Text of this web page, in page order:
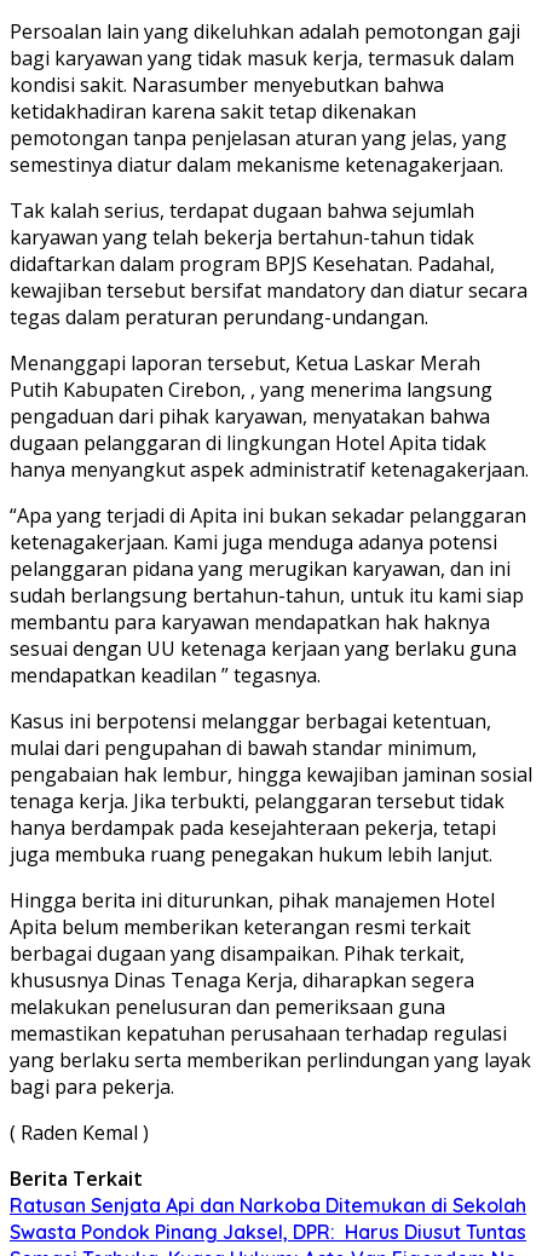
Persoalan lain yang dikeluhkan adalah pemotongan gaji
bagi karyawan yang tidak masuk kerja, termasuk dalam
kondisi sakit. Narasumber menyebutkan bahwa
ketidakhadiran karena sakit tetap dikenakan
pemotongan tanpa penjelasan aturan yang jelas, yang
semestinya diatur dalam mekanisme ketenagakerjaan.
Tak kalah serius, terdapat dugaan bahwa sejumlah
karyawan yang telah bekerja bertahun-tahun tidak
didaftarkan dalam program BPJS Kesehatan. Padahal,
kewajiban tersebut bersifat mandatory dan diatur secara
tegas dalam peraturan perundang-undangan.
Menanggapi laporan tersebut, Ketua Laskar Merah
Putih Kabupaten Cirebon, , yang menerima langsung
pengaduan dari pihak karyawan, menyatakan bahwa
dugaan pelanggaran di lingkungan Hotel Apita tidak
hanya menyangkut aspek administratif ketenagakerjaan.
“Apa yang terjadi di Apita ini bukan sekadar pelanggaran
ketenagakerjaan. Kami juga menduga adanya potensi
pelanggaran pidana yang merugikan karyawan, dan ini
sudah berlangsung bertahun-tahun, untuk itu kami siap
membantu para karyawan mendapatkan hak haknya
sesuai dengan UU ketenaga kerjaan yang berlaku guna
mendapatkan keadilan ” tegasnya.
Kasus ini berpotensi melanggar berbagai ketentuan,
mulai dari pengupahan di bawah standar minimum,
pengabaian hak lembur, hingga kewajiban jaminan sosial
tenaga kerja. Jika terbukti, pelanggaran tersebut tidak
hanya berdampak pada kesejahteraan pekerja, tetapi
juga membuka ruang penegakan hukum lebih lanjut.
Hingga berita ini diturunkan, pihak manajemen Hotel
Apita belum memberikan keterangan resmi terkait
berbagai dugaan yang disampaikan. Pihak terkait,
khususnya Dinas Tenaga Kerja, diharapkan segera
melakukan penelusuran dan pemeriksaan guna
memastikan kepatuhan perusahaan terhadap regulasi
yang berlaku serta memberikan perlindungan yang layak
bagi para pekerja.
( Raden Kemal )
Berita Terkait
Ratusan Senjata Api dan Narkoba Ditemukan di Sekolah
Swasta Pondok Pinang Jaksel, DPR: Harus Diusut Tuntas